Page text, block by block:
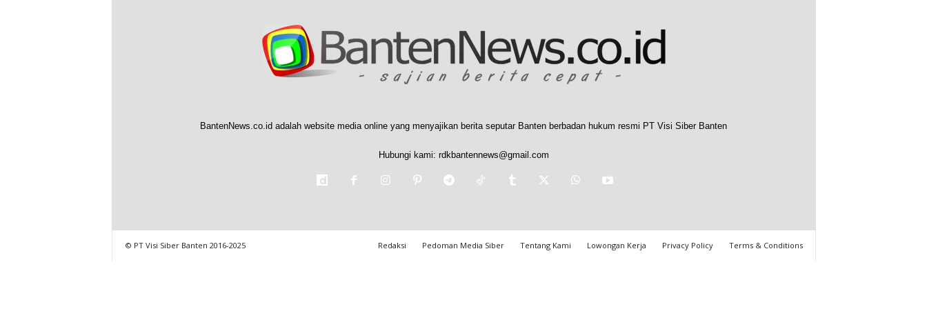
BantenNews.co.id adalah website media online yang menyajikan berita seputar Banten berbadan hukum resmi PT Visi Siber Banten
Hubungi kami: rdkbantennews@gmail.com
Redaksi Pedoman Media Siber Tentang Kami Lowongan Kerja Privacy Policy Terms & Conditions
© PT Visi Siber Banten 2016-2025